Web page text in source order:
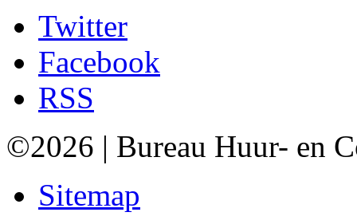
Twitter
Facebook
RSS
©2026 | Bureau Huur- en
Sitemap